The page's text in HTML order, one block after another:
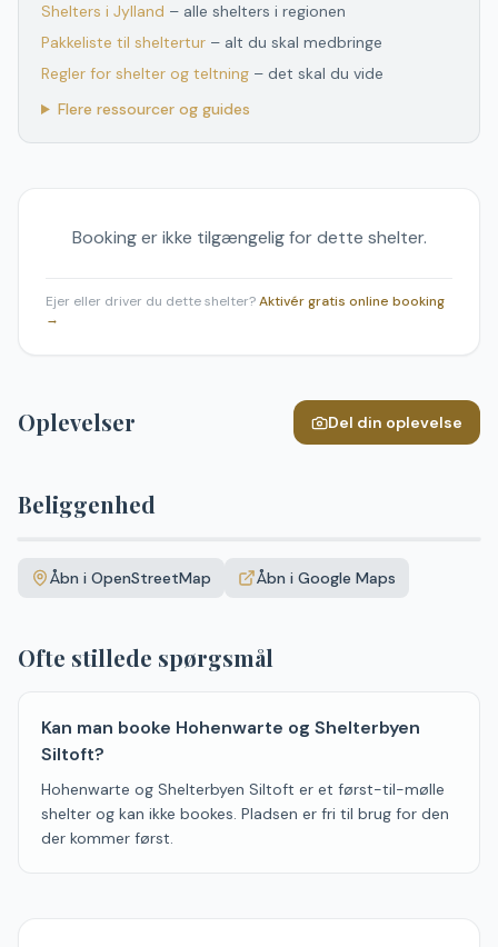
Shelters i Jylland – alle shelters i regionen
Pakkeliste til sheltertur – alt du skal medbringe
Regler for shelter og teltning – det skal du vide
Flere ressourcer og guides
Booking er ikke tilgængelig for dette shelter.
Ejer eller driver du dette shelter?Aktivér gratis online booking
→
Oplevelser Del din oplevelse
Beliggenhed
+Åbn i OpenStreetMap Åbn i Google Maps
Ofte stillede spørgsmål
Kan man booke Hohenwarte og Shelterbyen
Siltoft?
Hohenwarte og Shelterbyen Siltoft er et først-til-mølle
shelter og kan ikke bookes. Pladsen er fri til brug for den
der kommer først.